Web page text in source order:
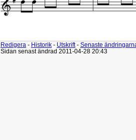
Redigera - Historik - Utskrift- Senaste
Sidan senast ändrad 2011-04-28 20:43